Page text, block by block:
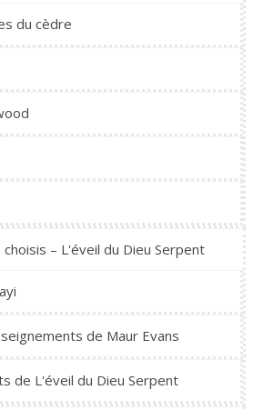
du cèdre
– L'éveil du Dieu Serpent
de Maur Evans
de L'éveil du Dieu Serpent